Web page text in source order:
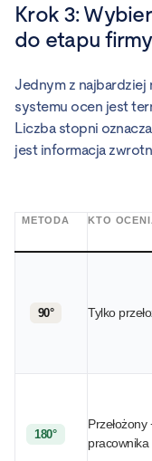
Krok 3:
do etapu firmy
Jednym z
systemu ocen jest
Liczba stopni
jest informacja
METODA KTO
90° Tylko
180°
pracownika